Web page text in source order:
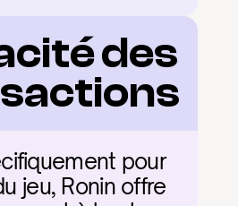
des
pour
jeu, Ronin offre